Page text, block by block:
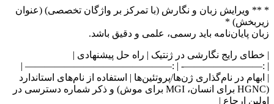
* ** ویرایش زبان و نگارش (با تمرکز بر واژگان تخصصی) (عنوان
زیربخش) *
زبان پایان‌نامه باید رسمی، علمی و دقیق باشد.
| خطای رایج نگارشی در ژنتیک | راه حل پیشنهادی |
| :————————- | :——————————————— |
| ابهام در نام‌گذاری ژن‌ها/پروتئین‌ها | استفاده از نام‌های استاندارد
(HGNC برای انسان، MGI برای موش) و ذکر شماره دسترسی در
اولین ارجاع |